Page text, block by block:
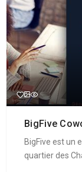
BigFive
BigFive est un
quartier des